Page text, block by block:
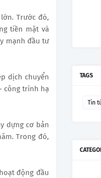
Trước đó,
tiền mặt và
mạnh đầu tư
dịch chuyển
công trình hạ
dựng cơ bản
Trong đó,
động đầu
TAGS
Tin